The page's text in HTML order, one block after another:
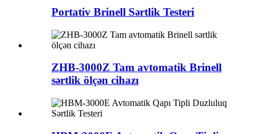
Portativ Brinell Sərtlik Testeri
ZHB-3000Z Tam avtomatik Brinell
sərtlik ölçən cihazı